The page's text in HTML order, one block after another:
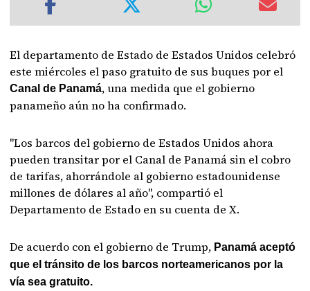
El departamento de Estado de Estados Unidos celebró
este miércoles el paso gratuito de sus buques por el
Canal de Panamá, una medida que el gobierno
panameño aún no ha confirmado.
"Los barcos del gobierno de Estados Unidos ahora
pueden transitar por el Canal de Panamá sin el cobro
de tarifas, ahorrándole al gobierno estadounidense
millones de dólares al año", compartió el
Departamento de Estado en su cuenta de X.
De acuerdo con el gobierno de Trump, Panamá aceptó
que el tránsito de los barcos norteamericanos por la
vía sea gratuito.